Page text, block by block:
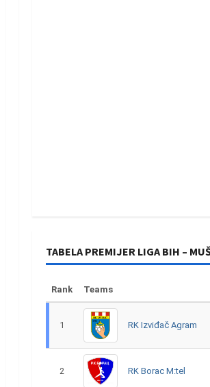
TABELA PREMIJER LIGA BIH –
Rank Teams
1 RK Izviđač Agram
2 RK Borac M:tel